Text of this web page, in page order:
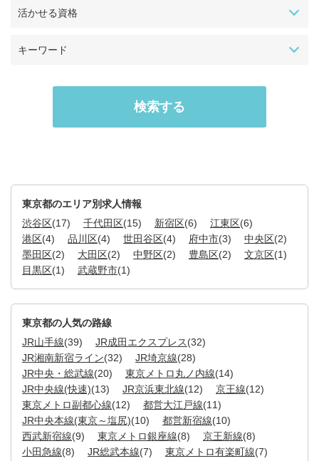
活かせる資格
キーワード
東京都のエリア別求人情報
渋谷区(17) 千代田区(15) 新宿区(6) 江東区(6)
港区(4) 品川区(4) 世田谷区(4) 府中市(3) 中央区(2)
墨田区(2) 大田区(2) 中野区(2) 豊島区(2) 文京区(1)
目黒区(1) 武蔵野市(1)
東京都の人気の路線
JR山手線(39) JR成田エクスプレス(32)
JR湘南新宿ライン(32) JR埼京線(28)
JR中央・総武線(20) 東京メトロ丸ノ内線(14)
JR中央線(快速)(13) JR京浜東北線(12) 京王線(12)
東京メトロ副都心線(12) 都営大江戸線(11)
JR中央本線(東京～塩尻)(10) 都営新宿線(10)
西武新宿線(9) 東京メトロ銀座線(8) 京王新線(8)
小田急線(8) JR総武本線(7) 東京メトロ有楽町線(7)